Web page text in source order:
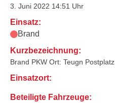
3. Juni 2022 14:51 Uhr
Einsatz:
Brand
Kurzbezeichnung:
Brand PKW Ort: Teugn Postplatz
Einsatzort:
Beteiligte Fahrzeuge: